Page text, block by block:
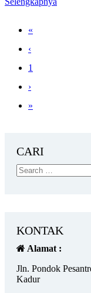
«
‹
1
›
»
CARI
KONTAK
Alamat :
Jln. Pondok
Kadur